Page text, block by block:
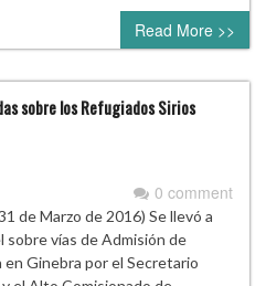
Read More >>
sobre los Refugiados Sirios
0 comment
de Marzo de 2016) Se llevó a
sobre vías de Admisión de
Ginebra por el Secretario